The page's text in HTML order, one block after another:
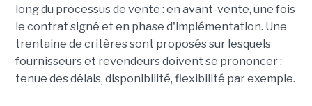
long du processus de vente : en avant-vente, une fois
le contrat signé et en phase d'implémentation. Une
trentaine de critères sont proposés sur lesquels
fournisseurs et revendeurs doivent se prononcer :
tenue des délais, disponibilité, flexibilité par exemple.